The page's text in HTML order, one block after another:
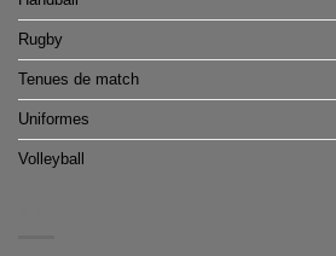
Rugby
Tenues de match
Uniformes
Volleyball